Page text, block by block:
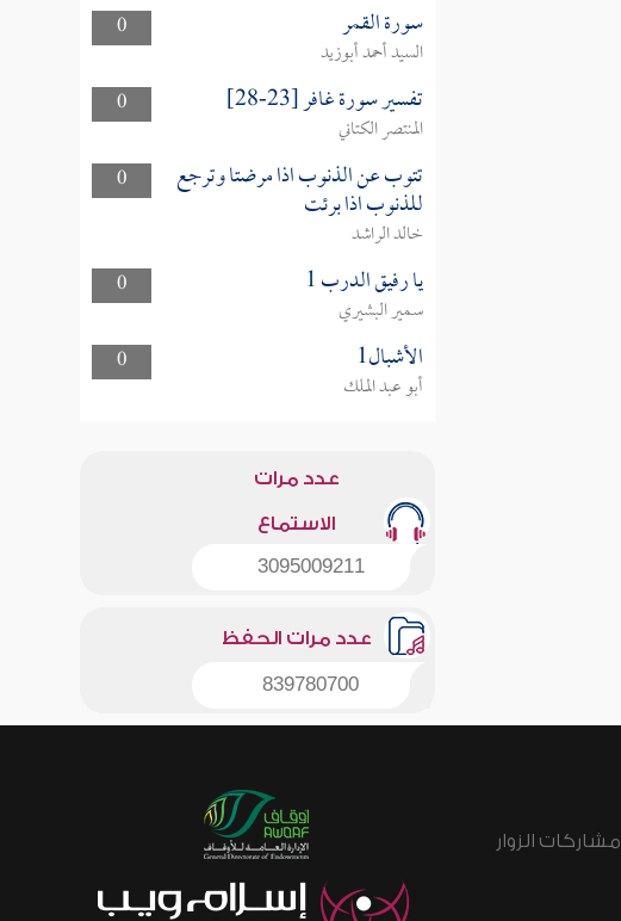
0
سورة القمر
السيد أحمد أبوزيد
0
تفسير سورة غافر [23-28]
المنتصر الكتاني
0
تتوب عن الذنوب اذا مرضتا وترجع
للذنوب اذا برئت
خالد الراشد
0
يا رفيق الدرب 1
سمير البشيري
0
الأشبال1
أبو عبد الملك
عدد مرات
الاستماع
3095009211
عدد مرات الحفظ
839780700
مشاركات الزوار